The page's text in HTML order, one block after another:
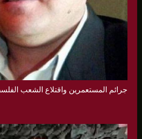
جرائم المستعمرين واقتلاع الشعب